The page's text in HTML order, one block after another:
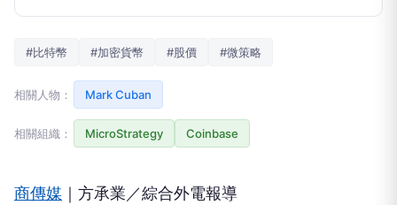
#比特幣 #加密貨幣 #股價 #微策略
相關人物： Mark Cuban
相關組織： MicroStrategy Coinbase
商傳媒 ｜方承業／綜合外電報導